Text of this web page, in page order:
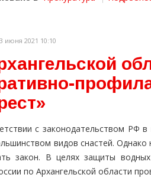
июня 2021 10:10
с законодательством РФ
видов снастей.
закон. В целях защиты
по Архангельской области